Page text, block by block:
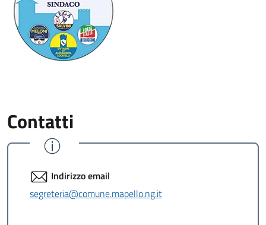
Contatti
Indirizzo email
segreteria@comune.mapello.ng.it